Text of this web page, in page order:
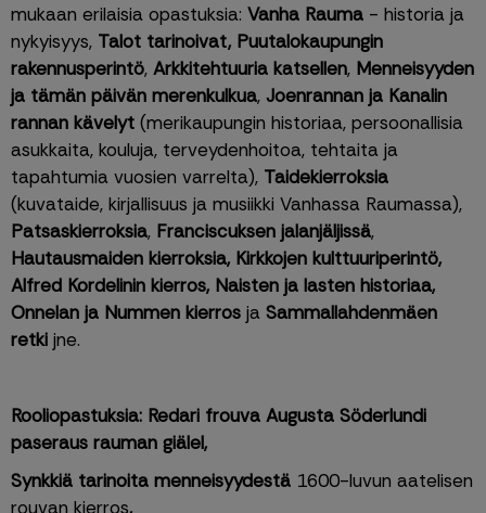
mukaan erilaisia opastuksia: Vanha Rauma - historia ja
nykyisyys, Talot tarinoivat, Puutalokaupungin
rakennusperintö, Arkkitehtuuria katsellen, Menneisyyden
ja tämän päivän merenkulkua, Joenrannan ja Kanalin
rannan kävelyt (merikaupungin historiaa, persoonallisia
asukkaita, kouluja, terveydenhoitoa, tehtaita ja
tapahtumia vuosien varrelta), Taidekierroksia
Patsaskierroksia, Franciscuksen jalanjäljissä
Hautausmaiden kierroksia, Kirkkojen kulttuuriperintö,
Alfred Kordelinin kierros, Naisten ja lasten historiaa,
Onnelan ja Nummen kierros ja Sammallahdenmäen
retki jne.
Rooliopastuksia: Redari frouva Augusta Söderlundi
paseraus rauman giälel,
Synkkiä tarinoita menneisyydestä 1600-luvun aatelisen
rouvan kierros,